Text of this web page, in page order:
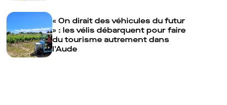
« On dirait des véhicules du futur
» : les vélis débarquent pour faire
du tourisme autrement dans
l'Aude